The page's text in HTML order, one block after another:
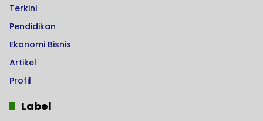
Terkini
Pendidikan
Ekonomi Bisnis
Artikel
Profil
Label